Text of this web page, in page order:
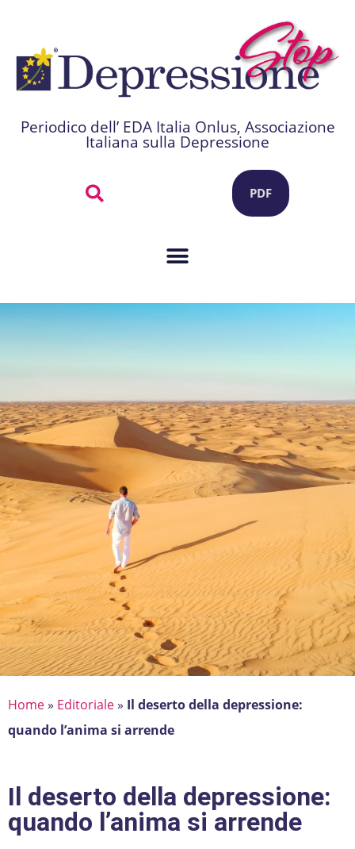
Periodico dell’ EDA Italia Onlus, Associazione
Italiana sulla Depressione
PDF
Home» Editoriale» Il deserto della depressione:
quando l’anima si arrende
Il deserto della depressione:
quando l’anima si arrende